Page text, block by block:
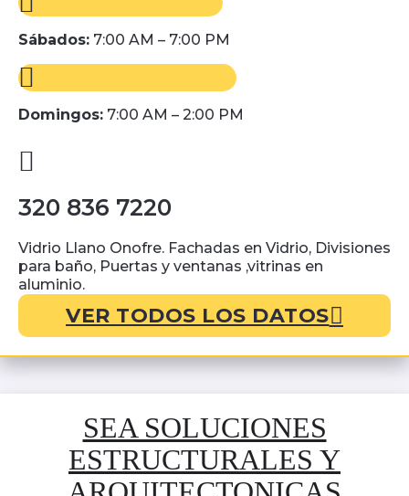
Sábados: 7:00 AM – 7:00 PM
Domingos: 7:00 AM – 2:00 PM
320 836 7220
Vidrio Llano Onofre. Fachadas en Vidrio, Divisiones
para baño, Puertas y ventanas ,vitrinas en
aluminio.
VER TODOS LOS DATOS
SEA SOLUCIONES
ESTRUCTURALES Y